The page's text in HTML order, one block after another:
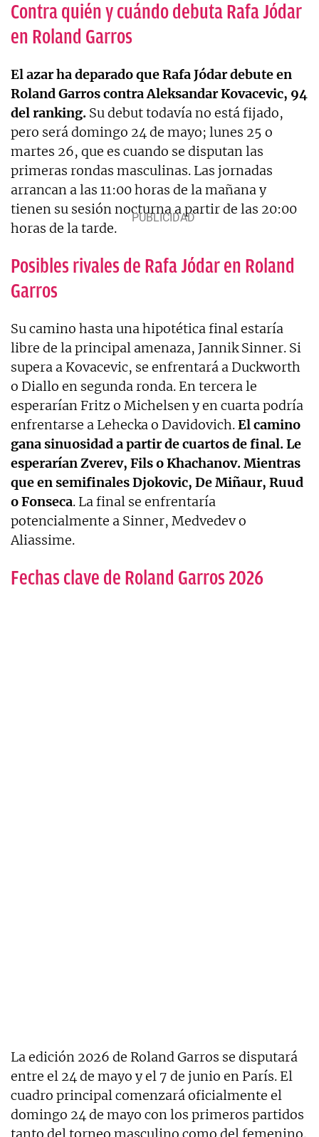
Contra quién y cuándo debuta Rafa Jódar
en Roland Garros
El azar ha deparado que Rafa Jódar debute en
Roland Garros contra Aleksandar Kovacevic, 94
del ranking. Su debut todavía no está fijado,
pero será domingo 24 de mayo; lunes 25 o
martes 26, que es cuando se disputan las
primeras rondas masculinas. Las jornadas
arrancan a las 11:00 horas de la mañana y
tienen su sesión nocturna a partir de las 20:00
horas de la tarde.
Posibles rivales de Rafa Jódar en Roland
Garros
Su camino hasta una hipotética final estaría
libre de la principal amenaza, Jannik Sinner. Si
supera a Kovacevic, se enfrentará a Duckworth
o Diallo en segunda ronda. En tercera le
esperarían Fritz o Michelsen y en cuarta podría
enfrentarse a Lehecka o Davidovich.El camino
gana sinuosidad a partir de cuartos de final. Le
esperarían Zverev, Fils o Khachanov. Mientras
que en semifinales Djokovic, De Miñaur, Ruud
o Fonseca. La final se enfrentaría
potencialmente a Sinner, Medvedev o
Aliassime.
Fechas clave de Roland Garros 2026
La edición 2026 de Roland Garros se disputará
entre el 24 de mayo y el 7 de junio en París. El
cuadro principal comenzará oficialmente el
domingo 24 de mayo con los primeros partidos